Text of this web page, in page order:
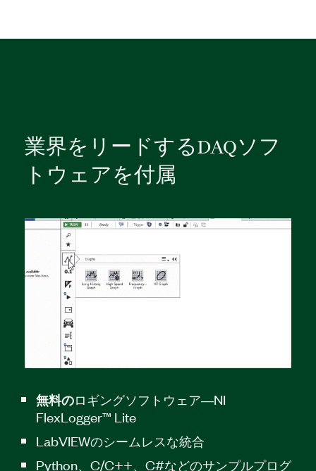
業界を リードするDAQソフ
トウェアを付属
無料のロギングソフトウェア―NI
FlexLogger™ Lite
LabVIEWのシームレスな統合
Python、C/C++、C#などのサンプルプログ